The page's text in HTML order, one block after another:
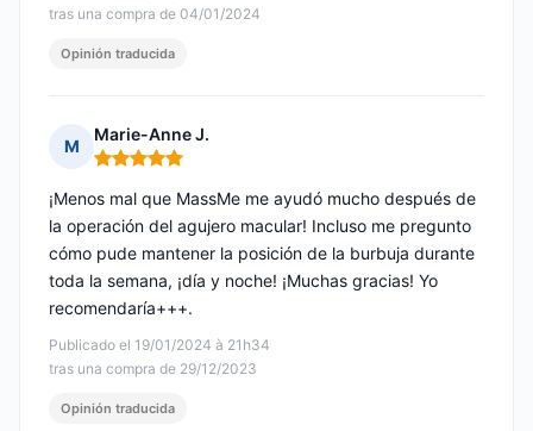
tras una compra de 04/01/2024
Opinión traducida
M
Marie-Anne J.
Nota: 5 de 5
Publicado el 19/01/2024 à 21h34
tras una compra de 29/12/2023
¡Menos mal que MassMe me ayudó mucho después de
la operación del agujero macular! Incluso me pregunto
cómo pude mantener la posición de la burbuja durante
toda la semana, ¡día y noche! ¡Muchas gracias! Yo
recomendaría+++.
Opinión traducida